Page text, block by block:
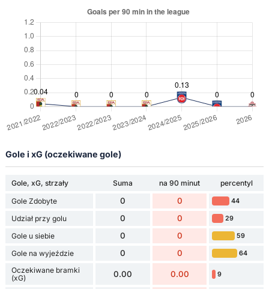
Gole i xG (oczekiwane gole)
Gole, xG, strzały Suma na 90 minut
percentyl
Gole Zdobyte
0 0 44
Udział przy golu 0 0 29
Gole u siebie 0 0 59
Gole na wyjeździe 0 0 64
Oczekiwane bramki
(xG)
0.00 0.00 9